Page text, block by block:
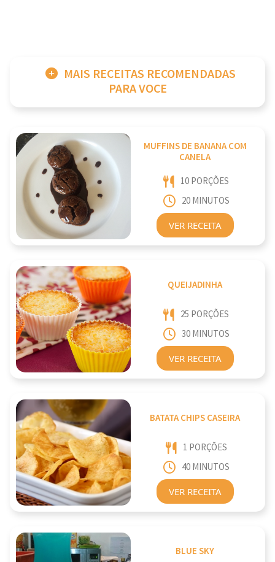
MAIS RECEITAS RECOMENDADAS
PARA VOCE
MUFFINS DE BANANA COM
CANELA
10 PORÇÕES
20 MINUTOS
VER RECEITA
QUEIJADINHA
25 PORÇÕES
30 MINUTOS
VER RECEITA
BATATA CHIPS CASEIRA
1 PORÇÕES
40 MINUTOS
VER RECEITA
BLUE SKY